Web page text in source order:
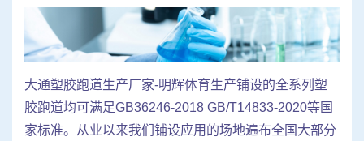
大通塑胶跑道生产厂家-明辉体育生产铺设的全系列塑
胶跑道均可满足GB36246-2018 GB/T14833-2020等国
家标准。从业以来我们铺设应用的场地遍布全国大部分